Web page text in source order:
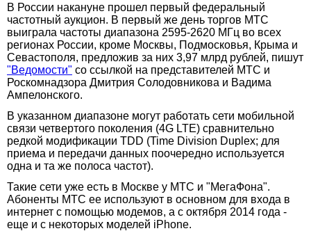
В России накануне прошел первый федеральный
частотный аукцион. В первый же день торгов МТС
выиграла частоты диапазона 2595-2620 МГц во всех
регионах России, кроме Москвы, Подмосковья, Крыма и
Севастополя, предложив за них 3,97 млрд рублей, пишут
"Ведомости" со ссылкой на представителей МТС и
Роскомнадзора Дмитрия Солодовникова и Вадима
Ампелонского.
В указанном диапазоне могут работать сети мобильной
связи четвертого поколения (4G LTE) сравнительно
редкой модификации TDD (Time Division Duplex; для
приема и передачи данных поочередно используется
одна и та же полоса частот).
Такие сети уже есть в Москве у МТС и "МегаФона".
Абоненты МТС ее используют в основном для входа в
интернет с помощью модемов, а с октября 2014 года -
еще и с некоторых моделей iPhone.